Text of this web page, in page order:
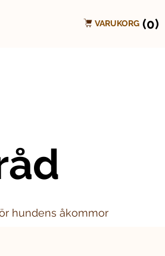
VARUKORG (0)
hundens åkommor